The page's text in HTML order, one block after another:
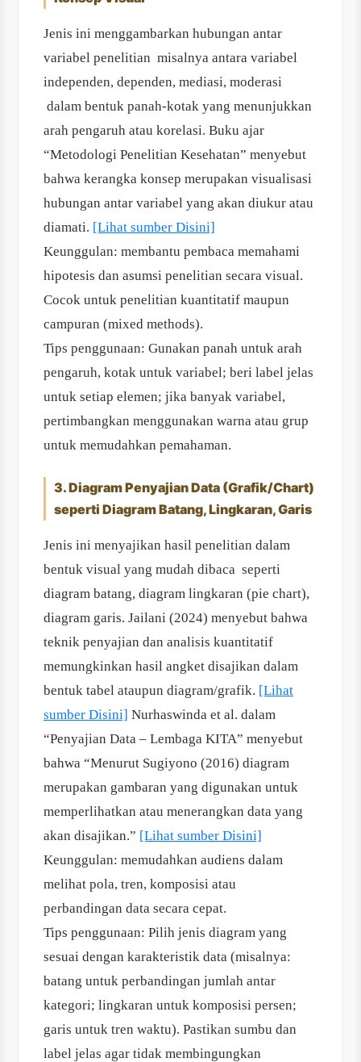
Jenis ini menggambarkan hubungan antar
variabel penelitian misalnya antara variabel
independen, dependen, mediasi, moderasi
dalam bentuk panah-kotak yang menunjukkan
arah pengaruh atau korelasi. Buku ajar
“Metodologi Penelitian Kesehatan” menyebut
bahwa kerangka konsep merupakan visualisasi
hubungan antar variabel yang akan diukur atau
diamati. [Lihat sumber Disini]
Keunggulan: membantu pembaca memahami
hipotesis dan asumsi penelitian secara visual.
Cocok untuk penelitian kuantitatif maupun
campuran (mixed methods).
Tips penggunaan: Gunakan panah untuk arah
pengaruh, kotak untuk variabel; beri label jelas
untuk setiap elemen; jika banyak variabel,
pertimbangkan menggunakan warna atau grup
untuk memudahkan pemahaman.
3. Diagram Penyajian Data (Grafik/Chart)
seperti Diagram Batang, Lingkaran, Garis
Jenis ini menyajikan hasil penelitian dalam
bentuk visual yang mudah dibaca seperti
diagram batang, diagram lingkaran (pie chart),
diagram garis. Jailani (2024) menyebut bahwa
teknik penyajian dan analisis kuantitatif
memungkinkan hasil angket disajikan dalam
bentuk tabel ataupun diagram/grafik. [Lihat
sumber Disini] Nurhaswinda et al. dalam
“Penyajian Data – Lembaga KITA” menyebut
bahwa “Menurut Sugiyono (2016) diagram
merupakan gambaran yang digunakan untuk
memperlihatkan atau menerangkan data yang
akan disajikan.” [Lihat sumber Disini]
Keunggulan: memudahkan audiens dalam
melihat pola, tren, komposisi atau
perbandingan data secara cepat.
Tips penggunaan: Pilih jenis diagram yang
sesuai dengan karakteristik data (misalnya:
batang untuk perbandingan jumlah antar
kategori; lingkaran untuk komposisi persen;
garis untuk tren waktu). Pastikan sumbu dan
label jelas agar tidak membingungkan